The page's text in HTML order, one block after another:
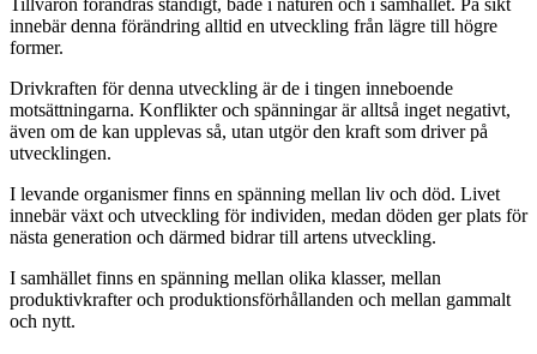
innebär denna förändring alltid en utveckling från lägre till högre
former.
Drivkraften för denna utveckling är de i tingen inneboende
motsättningarna. Konflikter och spänningar är alltså inget negativt,
även om de kan upplevas så, utan utgör den kraft som driver på
utvecklingen.
I levande organismer finns en spänning mellan liv och död. Livet
innebär växt och utveckling för individen, medan döden ger plats för
nästa generation och därmed bidrar till artens utveckling.
I samhället finns en spänning mellan olika klasser, mellan
produktivkrafter och produktionsförhållanden och mellan gammalt
och nytt.